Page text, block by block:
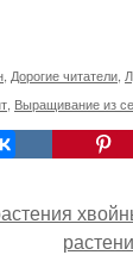
Дорогие читатели
Выращивание из